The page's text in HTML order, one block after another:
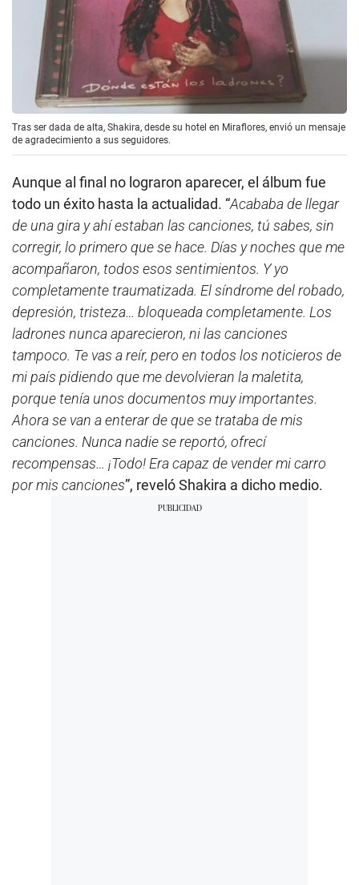
Tras ser dada de alta, Shakira, desde su hotel en Miraflores, envió un mensaje
de agradecimiento a sus seguidores.
Aunque al final no lograron aparecer, el álbum fue
todo un éxito hasta la actualidad. “Acababa de llegar
de una gira y ahí estaban las canciones, tú sabes, sin
corregir, lo primero que se hace. Días y noches que me
acompañaron, todos esos sentimientos. Y yo
completamente traumatizada. El síndrome del robado,
depresión, tristeza… bloqueada completamente. Los
ladrones nunca aparecieron, ni las canciones
tampoco. Te vas a reír, pero en todos los noticieros de
mi país pidiendo que me devolvieran la maletita,
porque tenía unos documentos muy importantes.
Ahora se van a enterar de que se trataba de mis
canciones. Nunca nadie se reportó, ofrecí
recompensas… ¡Todo! Era capaz de vender mi carro
por mis canciones”, reveló Shakira a dicho medio.